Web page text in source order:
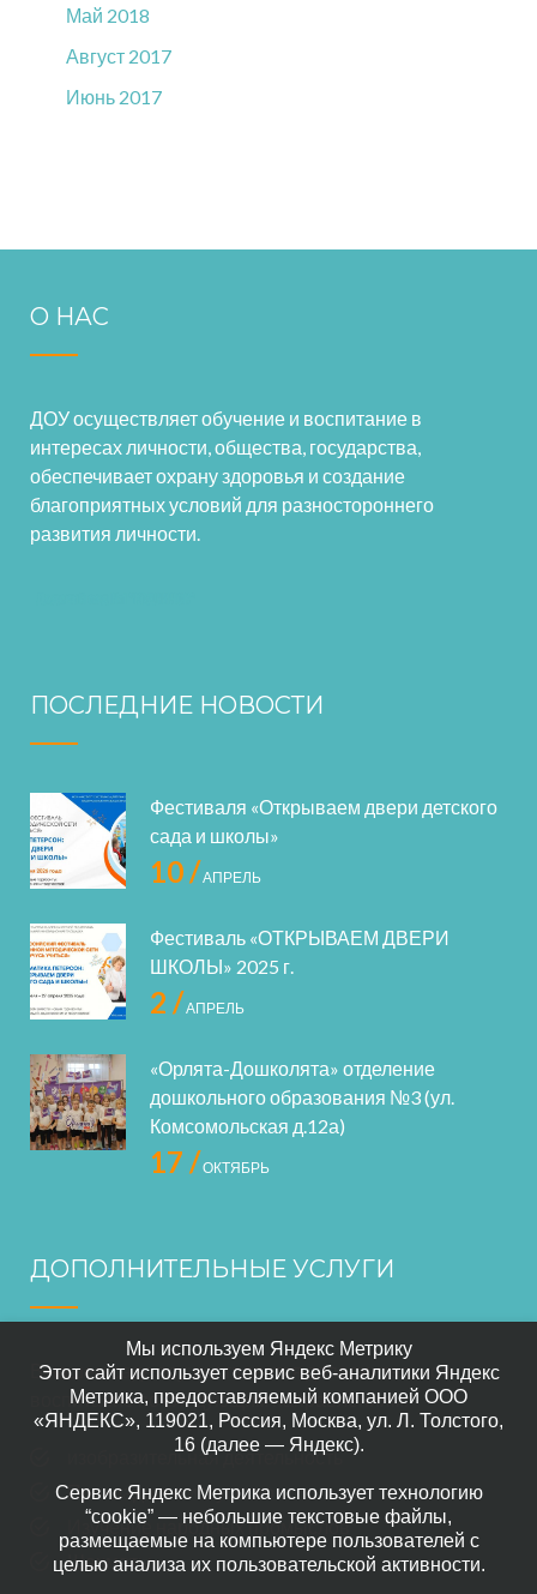
Май 2018
Август 2017
Июнь 2017
О НАС
ДОУ осуществляет обучение и воспитание в
интересах личности, общества, государства,
обеспечивает охрану здоровья и создание
благоприятных условий для разностороннего
развития личности.
ПОСЛЕДНИЕ НОВОСТИ
Фестиваля «Открываем двери детского
сада и школы»
10 /АПРЕЛЬ
Фестиваль «ОТКРЫВАЕМ ДВЕРИ
ШКОЛЫ» 2025 г.
2 /АПРЕЛЬ
«Орлята-Дошколята» отделение
дошкольного образования №3 (ул.
Комсомольская д.12а)
17 /ОКТЯБРЬ
ДОПОЛНИТЕЛЬНЫЕ УСЛУГИ
В нашем саде осуществляется дополнительное
воспитание по следующим направлениям:
изобразительная деятельность
Прикладного искусство
Изучение народных промыслов
Шахматы
Мы используем Яндекс Метрику
Этот сайт использует сервис веб-аналитики Яндекс
Метрика, предоставляемый компанией ООО
«ЯНДЕКС», 119021, Россия, Москва, ул. Л. Толстого,
16 (далее — Яндекс).
Сервис Яндекс Метрика использует технологию
“cookie” — небольшие текстовые файлы,
размещаемые на компьютере пользователей с
целью анализа их пользовательской активности.